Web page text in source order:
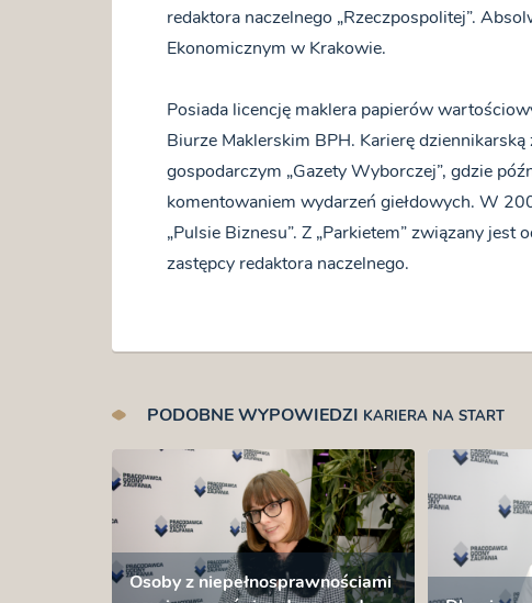
redaktora naczelnego „Rzeczpospolitej”.
Ekonomicznym w Krakowie.
Posiada licencję maklera papierów
Biurze Maklerskim BPH. Karierę
gospodarczym „Gazety Wyborczej”, gdzie
komentowaniem wydarzeń giełdowych. W
„Pulsie Biznesu”. Z „Parkietem” związany
zastępcy redaktora naczelnego.
PODOBNE WYPOWIEDZI KARIERA NA START
Osoby z niepełnosprawnościami